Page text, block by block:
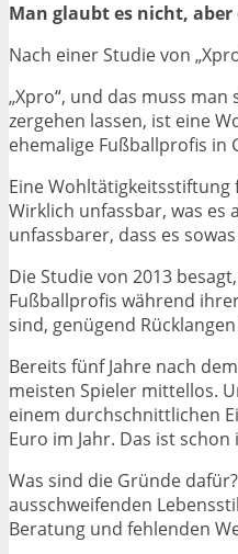
Man glaubt es nicht, aber
Nach einer Studie von
„Xpro“, und das muss
zergehen lassen, ist eine
ehemalige Fußballprofis
Eine Wohltätigkeitsstiftung
Wirklich unfassbar, was es
unfassbarer, dass es
Die Studie von 2013
Fußballprofis während
sind, genügend
Bereits fünf Jahre nach
meisten Spieler mittellos.
einem durchschnittlichen
Euro im Jahr. Das ist
Was sind die Gründe
ausschweifenden
Beratung und fehlenden